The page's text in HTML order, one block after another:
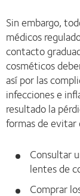
Sin embargo,
médicos
contacto
cosméticos
así por las
infecciones e
resultado la
formas de evitar
Consultar
lentes de
Comprar